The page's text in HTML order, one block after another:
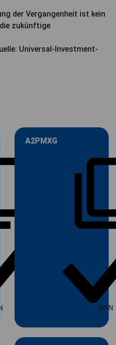
der Vergangenheit ist kein
zukünftige
Universal-Investment-
A2PMXG
WKN